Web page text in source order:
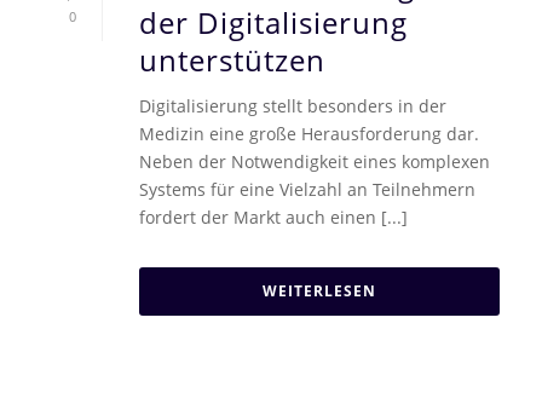
0
der Digitalisierung
unterstützen
Digitalisierung stellt besonders in der
Medizin eine große Herausforderung dar.
Neben der Notwendigkeit eines komplexen
Systems für eine Vielzahl an Teilnehmern
fordert der Markt auch einen [...]
WEITERLESEN